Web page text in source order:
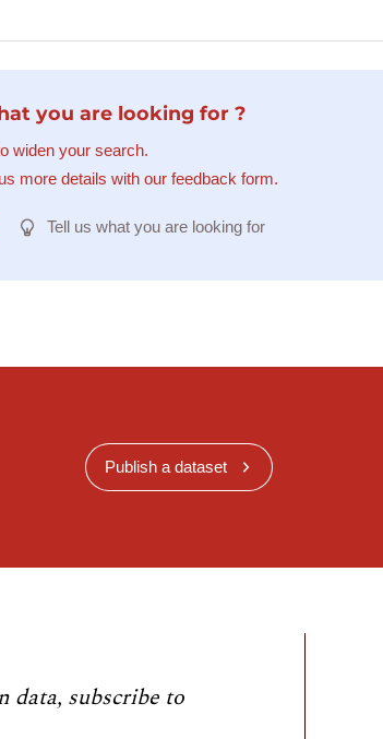
you are looking for ?
widen your search.
more details with our feedback form.
Tell us what you are looking for
Publish a dataset
data, subscribe to